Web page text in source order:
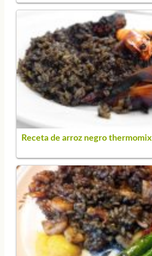
Receta de arroz negro thermomix